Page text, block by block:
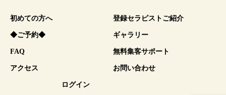
初めての方へ 登録セラピストご紹介
◆ご予約◆ ギャラリー
FAQ 無料集客サポート
アクセス お問い合わせ
ログイン